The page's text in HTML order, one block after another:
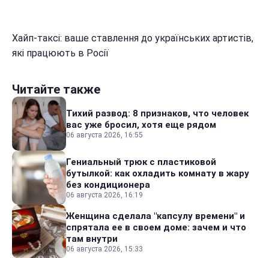
Хайп-таксі: ваше ставлення до українських артистів,
які працюють в Росії
Читайте также
Тихий развод: 8 признаков, что человек
вас уже бросил, хотя еще рядом
06 августа 2026, 16:55
Гениальный трюк с пластиковой
бутылкой: как охладить комнату в жару
без кондиционера
06 августа 2026, 16:19
Женщина сделала "капсулу времени" и
спрятала ее в своем доме: зачем и что
там внутри
06 августа 2026, 15:33